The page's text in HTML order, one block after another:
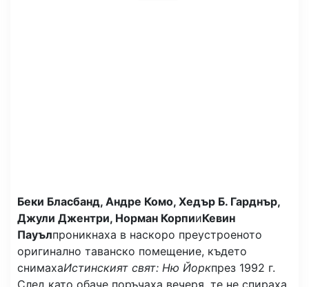
Беки Бласбанд, Андре Комо, Хедър Б. Гарднър,
Джули Джентри, Норман КорпииКевин
Пауълпроникнаха в наскоро преустроеното
оригинално таванско помещение, където
снимахаИстинският свят: Ню Йоркпрез 1992 г.
След като обаче поръчаха вечеря, те не спираха